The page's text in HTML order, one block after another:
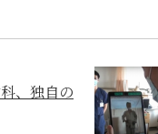
、独自の